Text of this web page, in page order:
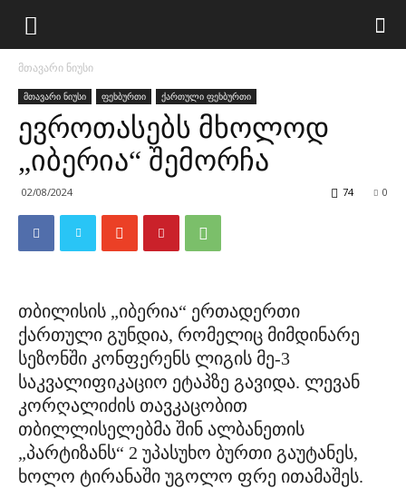
მთავარი ნიუსი
მთავარი ნიუსი ფეხბურთი ქართული ფეხბურთი
ევროთასებს მხოლოდ
„იბერია“ შემორჩა
02/08/2024 0
74
თბილისის „იბერია“ ერთადერთი
ქართული გუნდია, რომელიც მიმდინარე
სეზონში კონფერენს ლიგის მე-3
საკვალიფიკაციო ეტაპზე გავიდა. ლევან
კორღალიძის თავკაცობით
თბილლისელებმა შინ ალბანეთის
„პარტიზანს“ 2 უპასუხო ბურთი გაუტანეს,
ხოლო ტირანაში უგოლო ფრე ითამაშეს.